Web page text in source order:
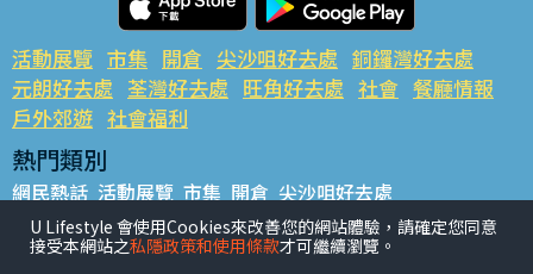
活動展覽 市集 開倉 尖沙咀好去處 銅鑼灣好去處
元朗好去處 荃灣好去處 旺角好去處 社會 餐廳情報
戶外郊遊 社會福利
熱門類別
網民熱話 活動展覽 市集 開倉 尖沙咀好去處
銅鑼灣好去處 元朗好去處 荃灣好去處 旺角好去處 社會
餐廳情報 戶外郊遊
U Lifestyle 會使用Cookies來改善您的網站體驗，請確定您同意
接受本網站之私隱政策和使用條款才可繼續瀏覽。